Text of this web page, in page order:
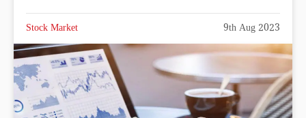
Stock Market 9th Aug 2023